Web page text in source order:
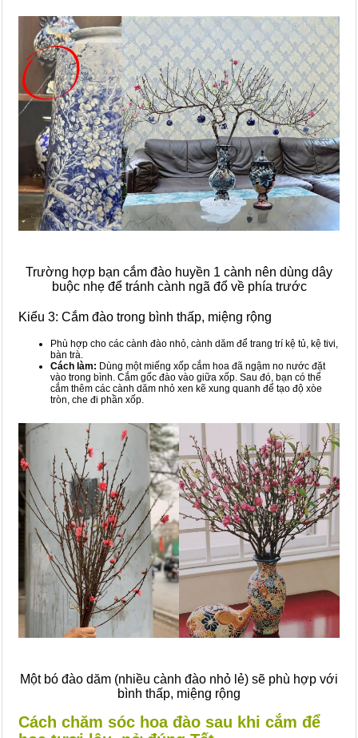
Trường hợp bạn cắm đào huyền 1 cành nên dùng dây
buộc nhẹ để tránh cành ngã đổ về phía trước
Kiểu 3: Cắm đào trong bình thấp, miệng rộng
Phù hợp cho các cành đào nhỏ, cành dăm để trang trí kệ tủ, kệ tivi,
bàn trà.
Cách làm: Dùng một miếng xốp cắm hoa đã ngậm no nước đặt
vào trong bình. Cắm gốc đào vào giữa xốp. Sau đó, bạn có thể
cắm thêm các cành dăm nhỏ xen kẽ xung quanh để tạo độ xòe
tròn, che đi phần xốp.
Một bó đào dăm (nhiều cành đào nhỏ lẻ) sẽ phù hợp với
bình thấp, miệng rộng
Cách chăm sóc hoa đào sau khi cắm để